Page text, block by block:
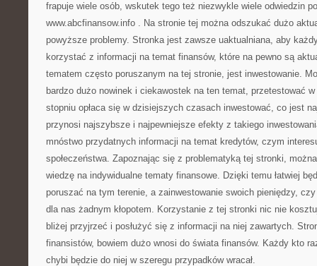
frapuje wiele osób, wskutek tego też niezwykle wiele odwiedzin
www.abcfinansow.info . Na stronie tej można odszukać dużo
powyższe problemy. Stronka jest zawsze uaktualniana, aby
korzystać z informacji na temat finansów, które na pewno są
tematem często poruszanym na tej stronie, jest inwestowanie.
bardzo dużo nowinek i ciekawostek na ten temat, przetestować
stopniu opłaca się w dzisiejszych czasach inwestować, co jest
przynosi najszybsze i najpewniejsze efekty z takiego
mnóstwo przydatnych informacji na temat kredytów, czym
społeczeństwa. Zapoznając się z problematyką tej stronki,
wiedzę na indywidualne tematy finansowe. Dzięki temu łatwiej
poruszać na tym terenie, a zainwestowanie swoich pieniędzy,
dla nas żadnym kłopotem. Korzystanie z tej stronki nic nie
bliżej przyjrzeć i posłużyć się z informacji na niej zawartych.
finansistów, bowiem dużo wnosi do świata finansów. Każdy kto
chybi będzie do niej w szeregu przypadków wracał.